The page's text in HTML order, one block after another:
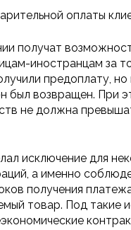
оплаты
получат
иностранцам за
предоплату, но
был возвращен. При
не должна
исключение для
а именно
получения
товар. Под такие